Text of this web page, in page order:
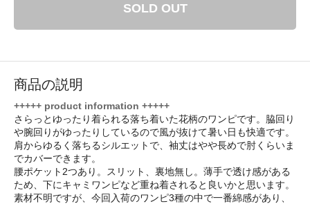
SOLD OUT
商品の説明
+++++ product information +++++
さらっとゆったり着られる落ち着いた花柄のワンピです。脇回り
や腕回りがゆったりしているので風が抜けて暑い日も快適です。
肩からゆるく落ちるシルエットで、袖丈はやや長めで肘くらいま
でカバーできます。
腰ポケット2つあり。スリット、裏地無し。薄手で透け感がある
ため、下にキャミワンピなど重ね着されると良いかと思います。
素材不明ですが、今回入荷のワンピ3種の中で一番綿感があり、